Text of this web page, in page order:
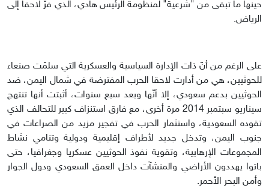
حينها ما تبقى من "شرعية" لمنظومة الرئيس هادي، الذي فرّ لاحقا إلى
الرياض.
على الرغم من أنّ ذات الإدارة السياسية والعسكرية التي سلمّت صنعاء
للحوثيين، هي من أدارت لاحقا الحرب المفترضة في شمال اليمن، ضد
الحوثيين بدعم سعودي، إلا أنّها وبعد سبع سنوات، أثبتت أنها تنتهج
سيناريو سبتمبر 2014 مرة أخرى، مع فارق استنزاف كبير للتحالف الذي
تقوده السعودية، واستثمار الحرب في تفجير مزيد من الصراعات في
جنوب اليمن، وتدخل جديد لأطراف إقليمية ودولية وتنامي نشاط
المجموعات الإرهابية، وتقوية نفوذ الحوثيين عسكريا وجغرافيا، حتى
باتوا يهددون الأراضي والمنشآت داخل العمق السعودي ودول الجوار
وأمن البحر الأحمر.